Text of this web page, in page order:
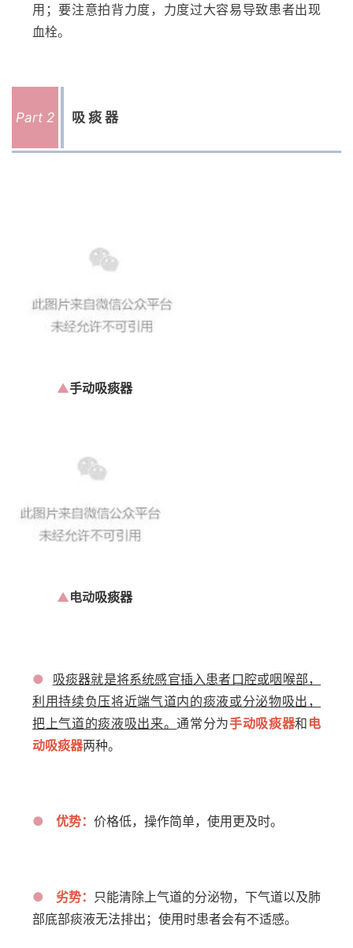
用；要注意拍背力度，力度过大容易导致患者出现
血栓。
Part 2 吸痰器
▲手动吸痰器
▲电动吸痰器
● 吸痰器就是将系统感官插入患者口腔或咽喉部，
利用持续负压将近端气道内的痰液或分泌物吸出，
把上气道的痰液吸出来。通常分为手动吸痰器和 电
动吸痰器两种。
● 优势： 价格低，操作简单，使用更及时。
● 劣势： 只能清除上气道的分泌物，下气道以及肺
部底部痰液无法排出；使用时患者会有不适感。